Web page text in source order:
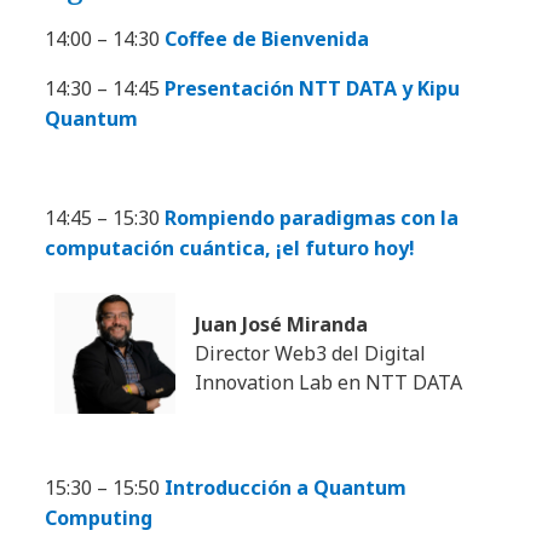
14:00 – 14:30 Coffee de Bienvenida
14:30 – 14:45 Presentación NTT DATA y Kipu
Quantum
14:45 – 15:30 Rompiendo paradigmas con la
computación cuántica, ¡el futuro hoy!
Juan José Miranda
Director Web3 del Digital
Innovation Lab en NTT DATA
15:30 – 15:50 Introducción a Quantum
Computing